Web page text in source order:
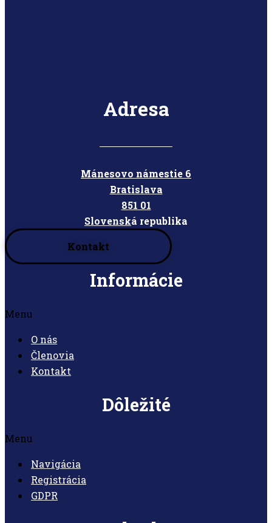
Adresa
Mánesovo námestie 6
Bratislava
851 01
Slovenská republika
Kontakt
Informácie
Menu
O nás
Členovia
Kontakt
Dôležité
Menu
Navigácia
Registrácia
GDPR